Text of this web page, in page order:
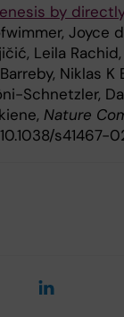
by
Joyce
Leila
Niklas
Schnetzler,
Nature
10.1038/s41467-